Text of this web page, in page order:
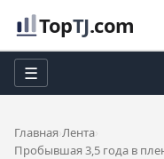
TopTJ.com
☰
Главная Лента
Пробывшая 3,5 года в